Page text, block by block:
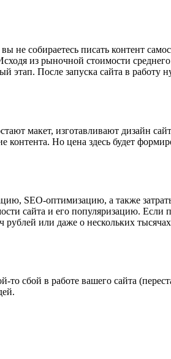
не собираетесь писать контент
из рыночной стоимости
После запуска сайта в работу
макет, изготавливают дизайн
Но цена здесь будет
SEO-оптимизацию, а также
сайта и его популяризацию. Если
или даже о нескольких
сбой в работе вашего сайта